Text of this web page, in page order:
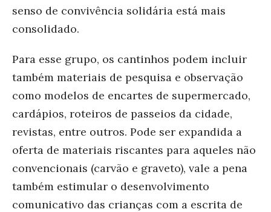
senso de convivência solidária está mais
consolidado.
Para esse grupo, os cantinhos podem incluir
também materiais de pesquisa e observação
como modelos de encartes de supermercado,
cardápios, roteiros de passeios da cidade,
revistas, entre outros. Pode ser expandida a
oferta de materiais riscantes para aqueles não
convencionais (carvão e graveto), vale a pena
também estimular o desenvolvimento
comunicativo das crianças com a escrita de